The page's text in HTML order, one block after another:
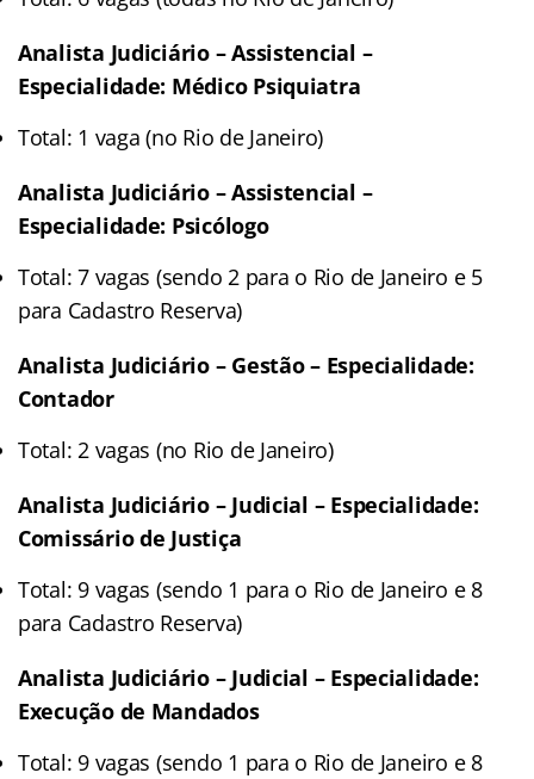
Analista Judiciário – Assistencial –
Especialidade: Médico Psiquiatra
Total: 1 vaga (no Rio de Janeiro)
Analista Judiciário – Assistencial –
Especialidade: Psicólogo
Total: 7 vagas (sendo 2 para o Rio de Janeiro e 5
para Cadastro Reserva)
Analista Judiciário – Gestão – Especialidade:
Contador
Total: 2 vagas (no Rio de Janeiro)
Analista Judiciário – Judicial – Especialidade:
Comissário de Justiça
Total: 9 vagas (sendo 1 para o Rio de Janeiro e 8
para Cadastro Reserva)
Analista Judiciário – Judicial – Especialidade:
Execução de Mandados
Total: 9 vagas (sendo 1 para o Rio de Janeiro e 8